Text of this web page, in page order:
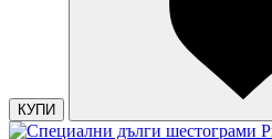
КУПИ